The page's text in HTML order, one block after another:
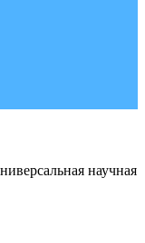
научная